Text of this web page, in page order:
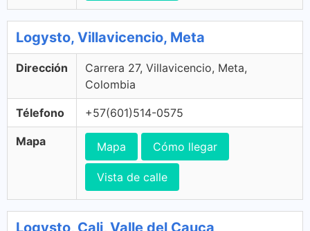
Logysto, Villavicencio, Meta
Dirección
Carrera 27, Villavicencio, Meta,
Colombia
Télefono +57(601)514-0575
Mapa Mapa Cómo llegar
Vista de calle
Logysto, Cali, Valle del Cauca